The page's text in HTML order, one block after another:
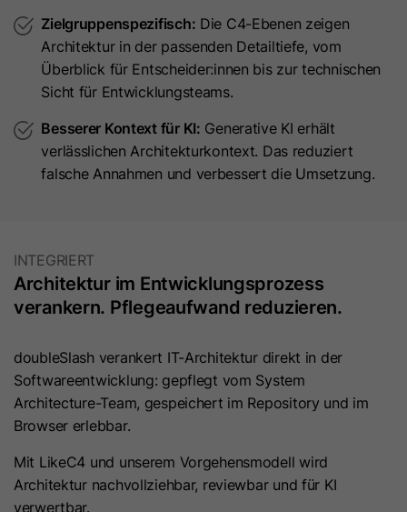
Zielgruppenspezifisch: Die C4-Ebenen zeigen
Architektur in der passenden Detailtiefe, vom
Überblick für Entscheider:innen bis zur technischen
Sicht für Entwicklungsteams.
Besserer Kontext für KI: Generative KI erhält
verlässlichen Architekturkontext. Das reduziert
falsche Annahmen und verbessert die Umsetzung.
INTEGRIERT
Architektur im Entwicklungsprozess
verankern. Pflegeaufwand reduzieren.
doubleSlash verankert IT-Architektur direkt in der
Softwareentwicklung: gepflegt vom System
Architecture-Team, gespeichert im Repository und im
Browser erlebbar.
Mit LikeC4 und unserem Vorgehensmodell wird
Architektur nachvollziehbar, reviewbar und für KI
verwertbar.
Name CLID
Anbieter www.clarity.ms
Laufzeit 1 Jahr
Zweck
Microsoft Clarity setzt dieses Cookie,
Analyseberichts. Die Datensammlung
umfasst die Anzahl der Besucher, den
und die besuchten Seiten.
Name _clck
Anbieter www.clarity.ms
Laufzeit
Name __hs_initial_opt_
Anbieter HubSpot
Laufzeit 7 Tage
Dieses Cookie wird verwendet, um
Zeichenfolge „Ja“ oder „Nein“.
Anbieter HubSpot
Laufzeit 13 Monate
Dieses Cookie wird verwendet, um
die Kategorien zu erfassen, zu